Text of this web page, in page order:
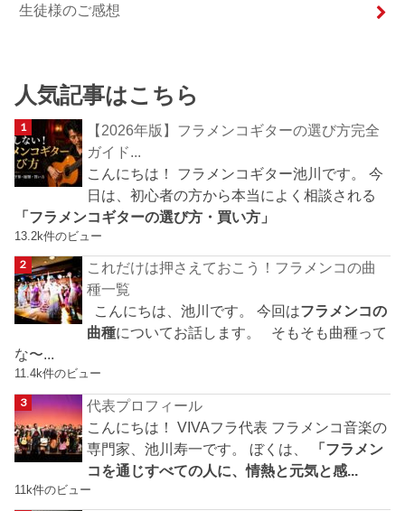
生徒様のご感想
人気記事はこちら
【2026年版】フラメンコギターの選び方完全
ガイド...
こんにちは！ フラメンコギター池川です。 今
日は、初心者の方から本当によく相談される
「フラメンコギターの選び方・買い方」
13.2k件のビュー
これだけは押さえておこう！フラメンコの曲
種一覧
こんにちは、池川です。 今回はフラメンコの
曲種についてお話します。 そもそも曲種って
な〜...
11.4k件のビュー
代表プロフィール
こんにちは！ VIVAフラ代表 フラメンコ音楽の
専門家、池川寿一です。 ぼくは、
「フラメン
コを通じすべての人に、情熱と元気と感...
11k件のビュー